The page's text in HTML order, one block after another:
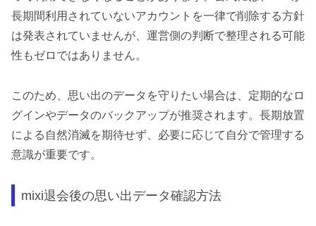
長期間利用されていないアカウントを一律で削除する方針
は発表されていませんが、運営側の判断で整理される可能
性もゼロではありません。
このため、思い出のデータを守りたい場合は、定期的なロ
グインやデータのバックアップが推奨されます。長期放置
による自然消滅を期待せず、必要に応じて自分で管理する
意識が重要です。
mixi退会後の思い出データ確認方法